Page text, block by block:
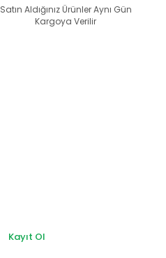
Satın Aldığınız Ürünler Aynı Gün
Kargoya Verilir
Kayıt Ol